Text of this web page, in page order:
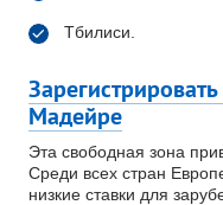
Тбилиси.
Мадейре
Эта свободная зона
Среди всех стран
низкие ставки для